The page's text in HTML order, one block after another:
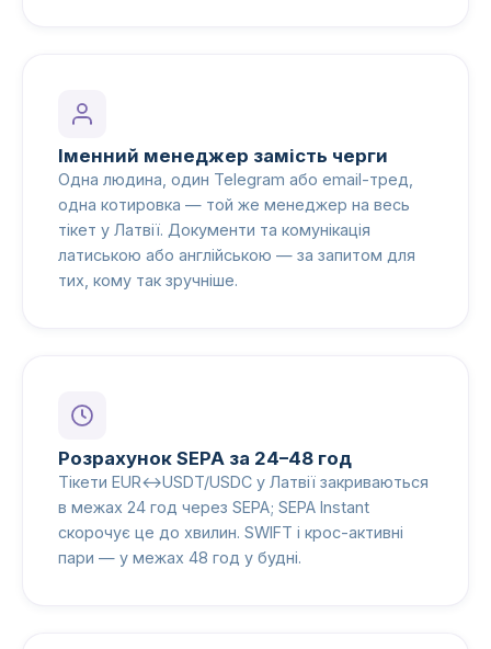
Іменний менеджер замість черги
Одна людина, один Telegram або email-тред,
одна котировка — той же менеджер на весь
тікет у Латвії. Документи та комунікація
латиською або англійською — за запитом для
тих, кому так зручніше.
Розрахунок SEPA за 24–48 год
Тікети EUR↔USDT/USDC у Латвії закриваються
в межах 24 год через SEPA; SEPA Instant
скорочує це до хвилин. SWIFT і крос-активні
пари — у межах 48 год у будні.